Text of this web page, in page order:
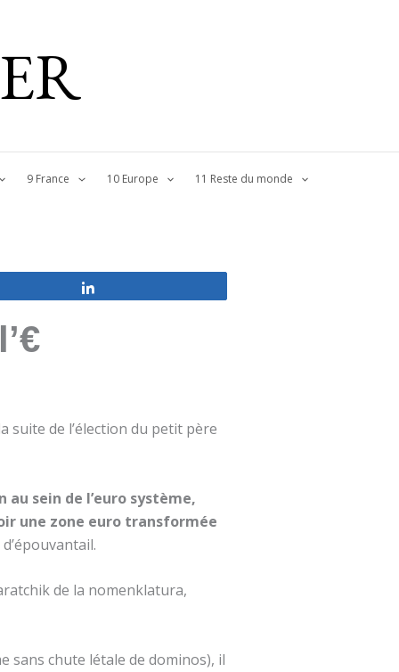
9 France 10 Europe 11 Reste du monde
suite de l’élection du petit père
sein de l’euro système,
une zone euro transformée
de la nomenklatura,
sans chute létale de dominos), il